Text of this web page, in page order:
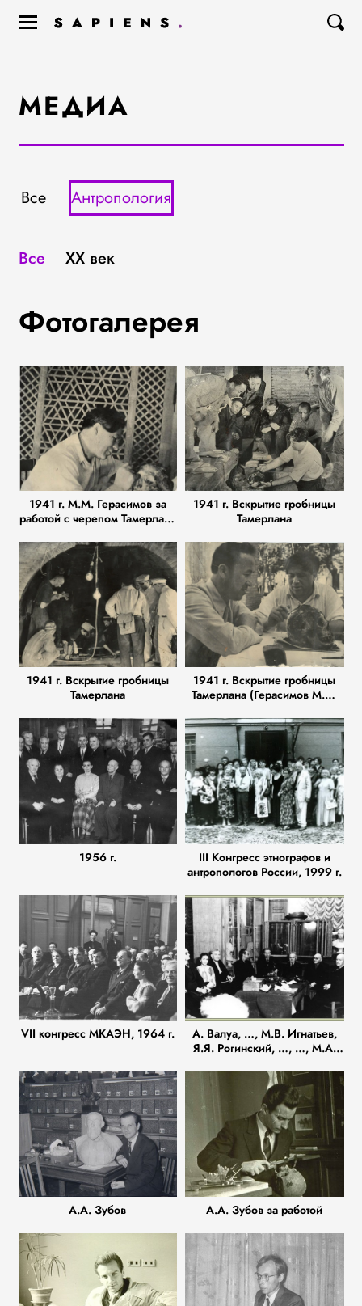
МЕДИА
Все Антропология
Все XX век
Фотогалерея
1941 г. М.М. Герасимов за
работой с черепом Тамерлана
1941 г. Вскрытие гробницы
Тамерлана
1941 г. Вскрытие гробницы
Тамерлана
1941 г. Вскрытие гробницы
Тамерлана (Герасимов М.М.
1956 г.
III Конгресс этнографов и
антропологов России, 1999 г.
VII конгресс МКАЭН, 1964 г.
А. Валуа, …, М.В. Игнатьев,
Я.Я. Рогинский, …, …, М.А.
А.А. Зубов А.А. Зубов за работой